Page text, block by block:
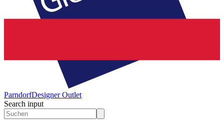
ParndorfDesigner Outlet
Search input